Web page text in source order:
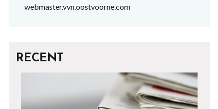
webmaster.vvn.oostvoorne.com
RECENT